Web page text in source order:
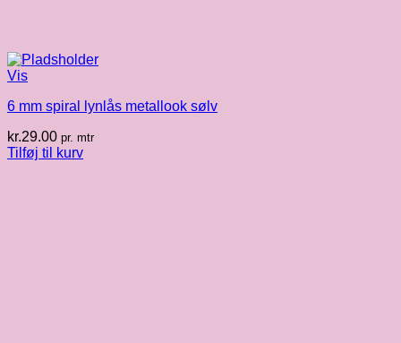
Vis
6 mm spiral lynlås metallook sølv
kr.29.00 pr. mtr
Tilføj til kurv